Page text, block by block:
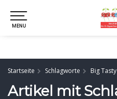
MENU
Startseite Schlagworte Big
Artikel mit